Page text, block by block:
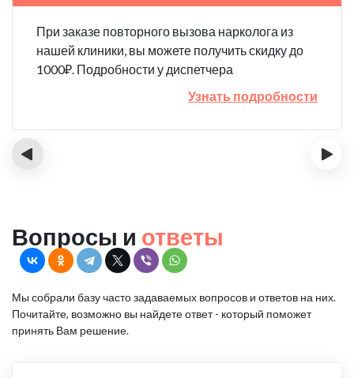
При заказе повторного вызова нарколога из
нашей клиники, вы можете получить скидку до
1000₽. Подробности у диспетчера
Узнать подробности
‹ ›
Вопросы и ответы
Мы собрали базу часто задаваемых вопросов и ответов на них.
Почитайте, возможно вы найдете ответ - который поможет
принять Вам решение.